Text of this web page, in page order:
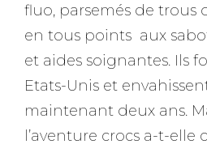
fluo, parsemés de trous
en tous points aux
et aides soignantes. Ils
Etats-Unis et
maintenant deux ans.
l’aventure crocs a-t-elle